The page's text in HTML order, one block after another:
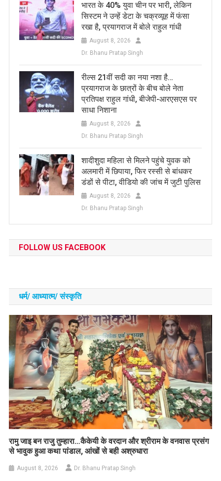
भारत के 40% युवा चीन पर भारी, लेकिन
सिस्टम ने उन्हें डेटा के चक्रव्यूह में फंसा
रखा है, प्रयागराज में बोले राहुल गांधी
August 8, 2026
Dr. Bhanu Pratap Singh
रील्स 21वीं सदी का नया नशा है…
प्रयागराज के छात्रों के बीच बोले नेता
प्रतिपक्ष राहुल गांधी, बीजेपी-आरएसएस पर
साधा निशाना
August 8, 2026
Dr. Bhanu Pratap Singh
शादीशुदा महिला से मिलने पहुंचे युवक को
अलमारी में छिपाया, फिर रस्सी से बांधकर
डंडों से पीटा, वीडियो की जांच में जुटी पुलिस
August 8, 2026
Dr. Bhanu Pratap Singh
FOLLOW US FACEBOOK
धर्म/ आध्‍यात्‍म/ संस्‍कृति
रामु जाइ बन राजु तुम्हारा…कैकेयी के वरदान और श्रीराम के वनवास प्रसंग
से भावुक हुआ कथा पांडाल, आंखों से बही अश्रुधारा
August 8, 2026 Dr. Bhanu Pratap Singh